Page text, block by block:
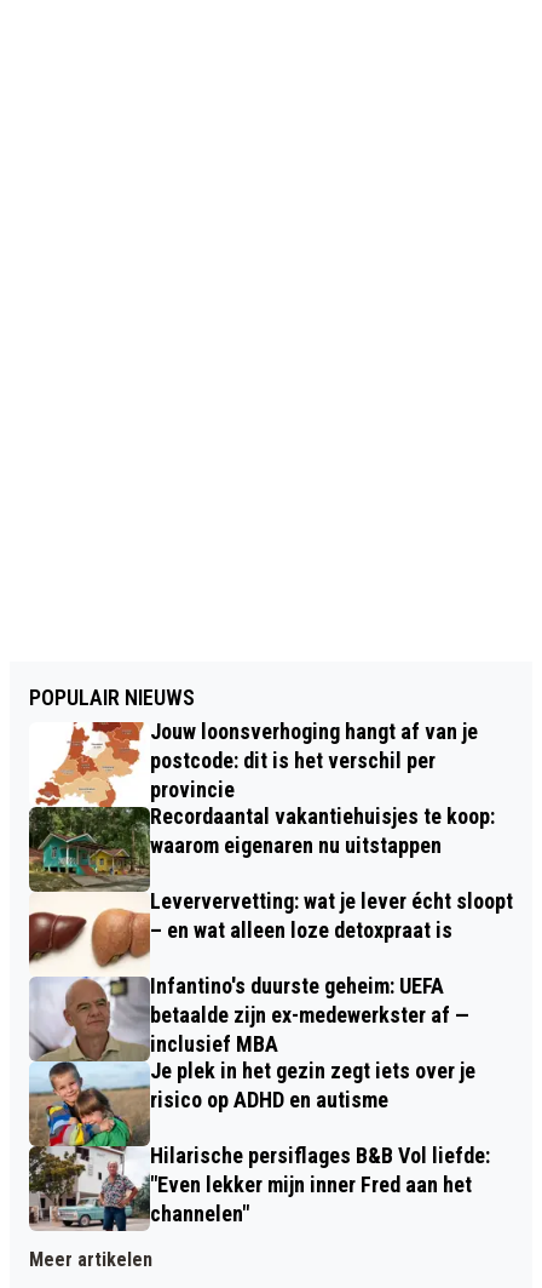
POPULAIR NIEUWS
Jouw loonsverhoging hangt af van je
postcode: dit is het verschil per
provincie
Recordaantal vakantiehuisjes te koop:
waarom eigenaren nu uitstappen
Leververvetting: wat je lever écht sloopt
– en wat alleen loze detoxpraat is
Infantino's duurste geheim: UEFA
betaalde zijn ex-medewerkster af —
inclusief MBA
Je plek in het gezin zegt iets over je
risico op ADHD en autisme
Hilarische persiflages B&B Vol liefde:
"Even lekker mijn inner Fred aan het
channelen"
Meer artikelen